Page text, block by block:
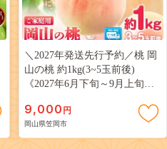
＼2027年発送先行予約／桃 岡
山の桃 約1kg(3~5玉前後)
《2027年6月下旬～9月上旬頃
岡山 はくとう スイーツ フル
ーツ 果物 デザート 旬 モモ も
も 先行予約 送料無料 果物 岡
9,000 円
岡山県笠岡市